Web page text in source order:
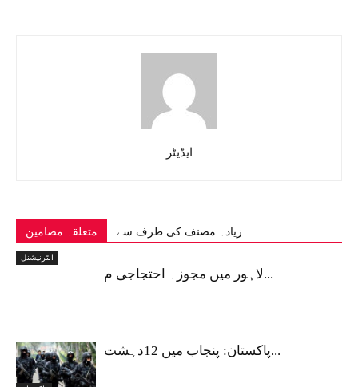
ایڈیٹر
متعلقہ مضامین زیادہ مصنف کی طرف سے
انٹرنیشنل
لاہور میں مجوزہ احتجاجی م...
پاکستان: پنجاب میں 12دہشت...